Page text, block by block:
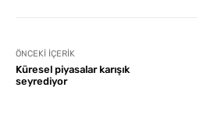
ÖNCEKI İÇERIK
Küresel piyasalar karışık
seyrediyor